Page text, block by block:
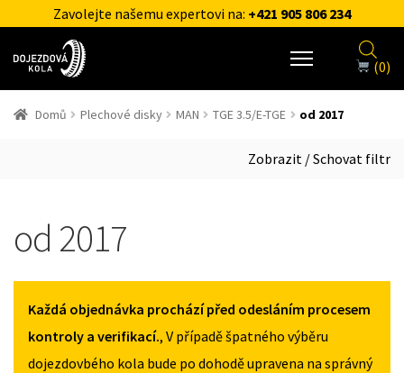
Zavolejte našemu expertovi na: +421 905 806 234
(0)
Domů Plechové disky MAN TGE 3.5/E-TGE od 2017
Zobrazit / Schovat filtr
od 2017
Každá objednávka prochází před odesláním procesem
kontroly a verifikací., V případě špatného výběru
dojezdovbého kola bude po dohodě upravena na správný